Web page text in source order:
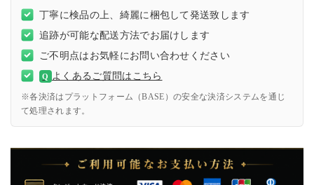
丁寧に検品の上、綺麗に梱包して発送致します
追跡が可能な配送方法でお届けします
ご不明点はお気軽にお問い合わせください
Q よくあるご質問はこちら
※各決済はプラットフォーム（BASE）の安全な決済システムを通じ
て処理されます。